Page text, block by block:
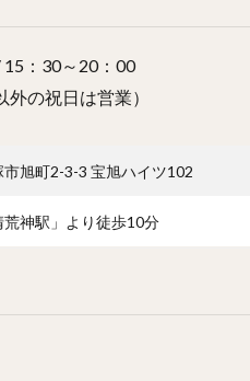
：30～20：00
の祝日は営業）
旭町2-3-3 宝旭ハイツ102
神駅」より徒歩10分